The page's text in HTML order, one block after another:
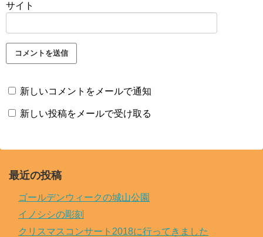
サイト
新しいコメントをメールで通知
新しい投稿をメールで受け取る
最近の投稿
ゴールデンウィークの城山公園
イノシシの彫刻
クリスマスコンサート2018に行ってきました